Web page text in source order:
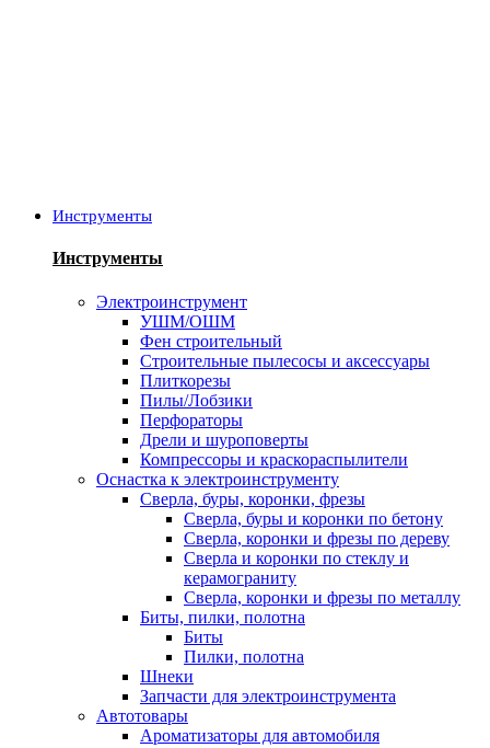
Инструменты
Инструменты
Электроинструмент
УШМ/ОШМ
Фен строительный
Строительные пылесосы и аксессуары
Плиткорезы
Пилы/Лобзики
Перфораторы
Дрели и шуроповерты
Компрессоры и краскораспылители
Оснастка к электроинструменту
Сверла, буры, коронки, фрезы
Сверла, буры и коронки по бетону
Сверла, коронки и фрезы по дереву
Сверла и коронки по стеклу и
керамограниту
Сверла, коронки и фрезы по металлу
Биты, пилки, полотна
Биты
Пилки, полотна
Шнеки
Запчасти для электроинструмента
Автотовары
Ароматизаторы для автомобиля